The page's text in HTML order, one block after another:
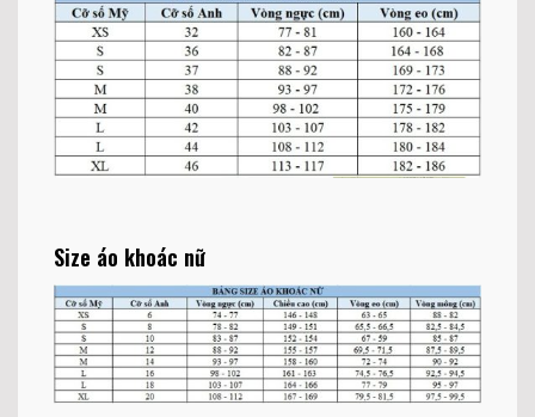
Size áo khoác nữ